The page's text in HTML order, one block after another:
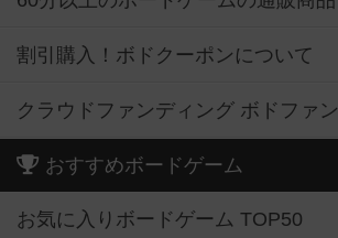
割引購入！ボドクーポンについて
クラウドファンディング ボドファン
おすすめボードゲーム
お気に入りボードゲーム TOP50